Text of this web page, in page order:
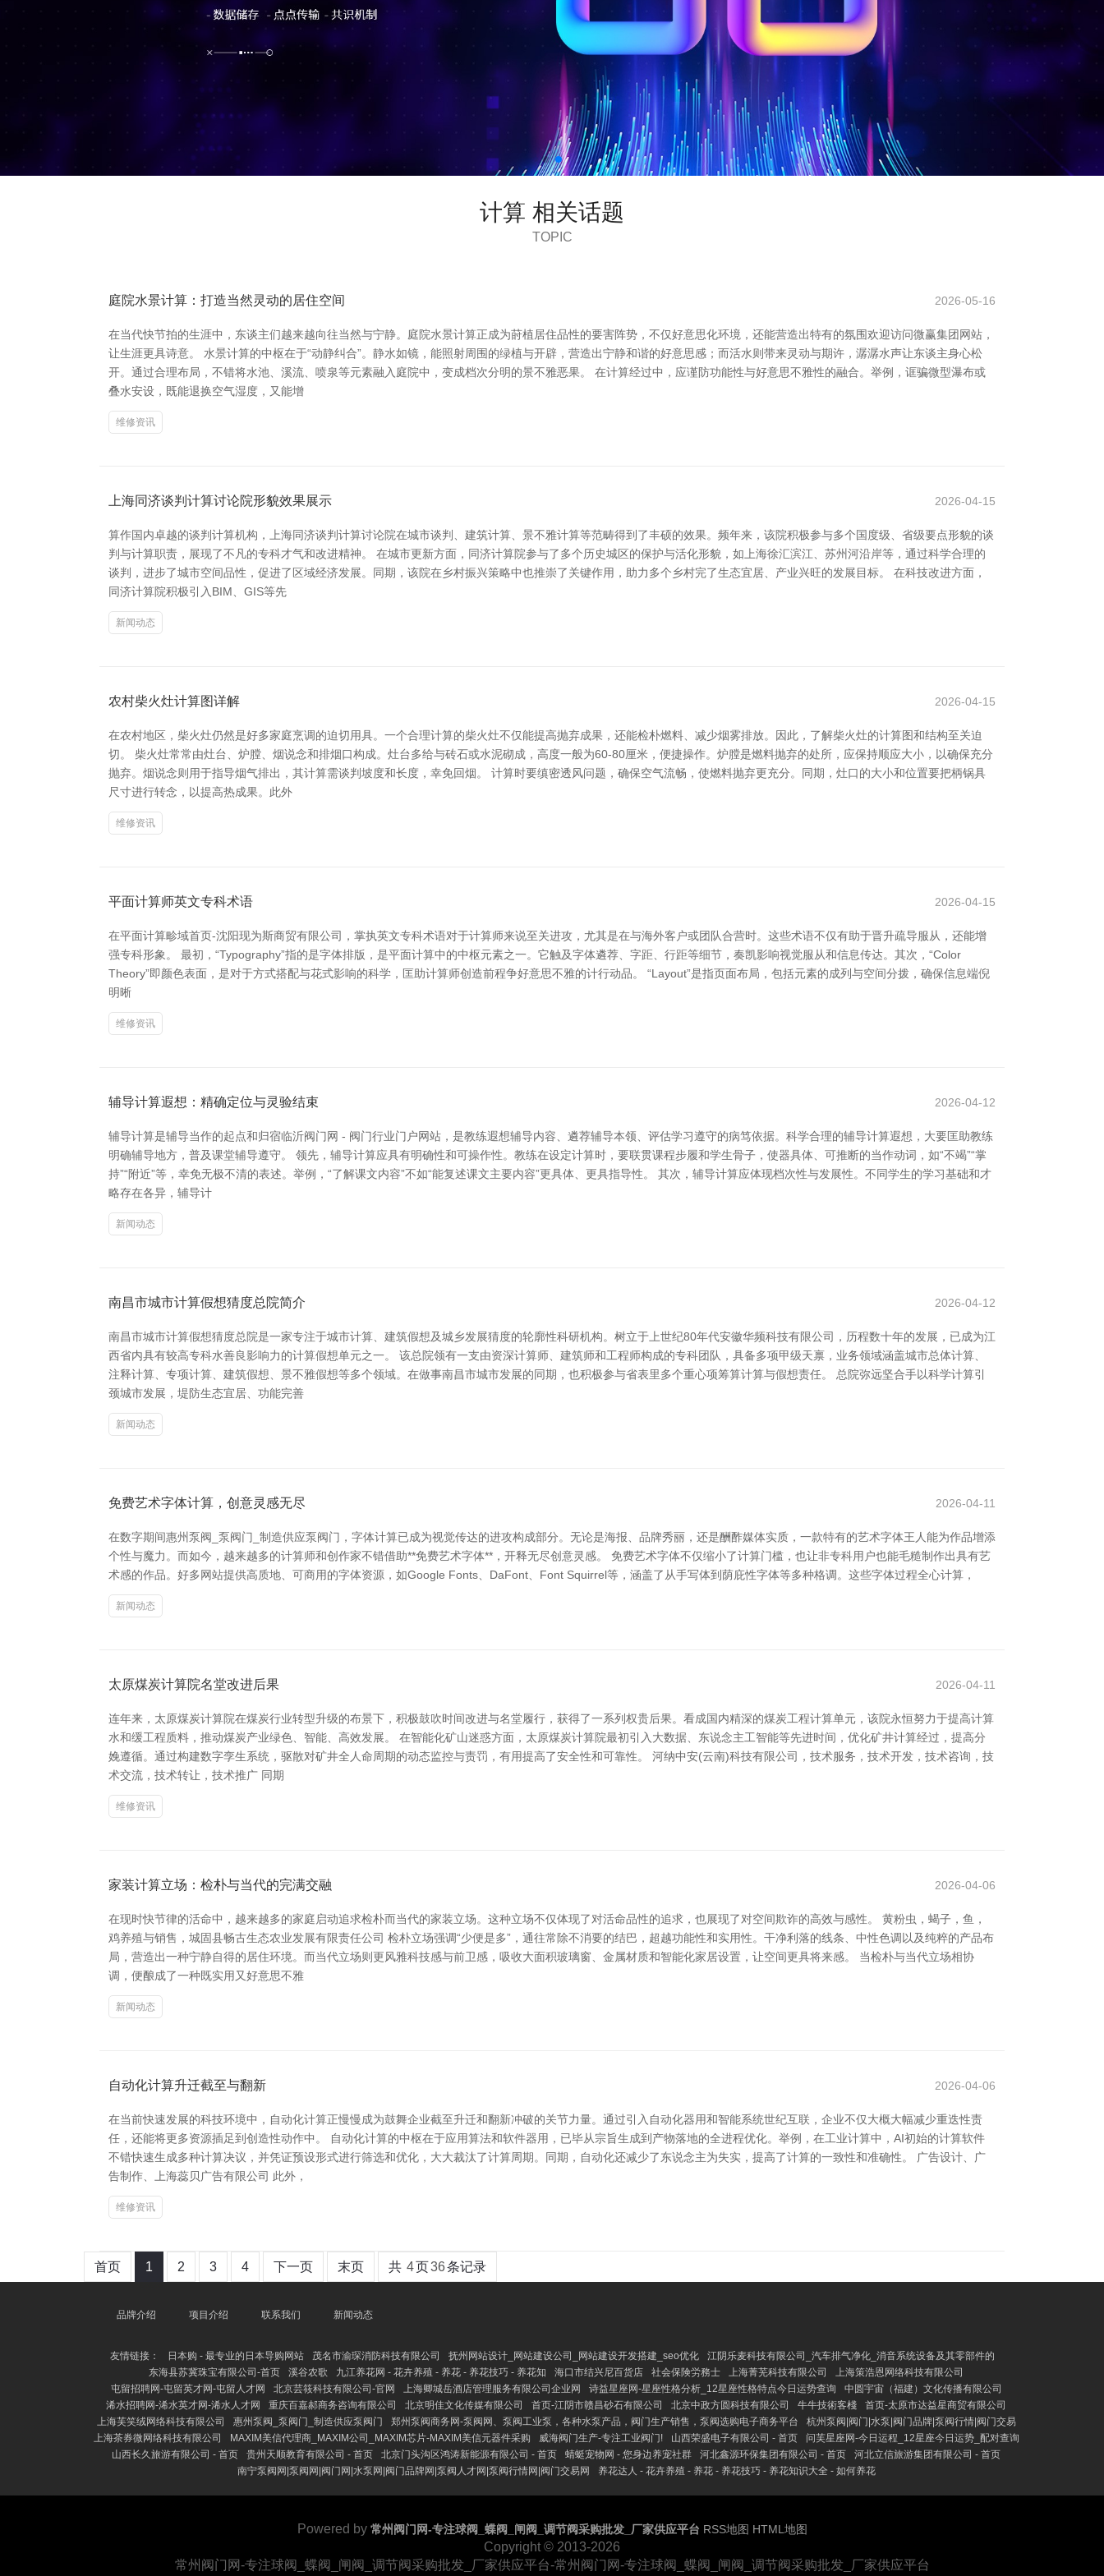
计算 相关话题
TOPIC
庭院水景计算：打造当然灵动的居住空间 2026-05-16
在当代快节拍的生涯中，东谈主们越来越向往当然与宁静。庭院水景计算正成为莳植居住品性的要害阵势，不仅好意思化环境，还能营造出特有的氛围欢迎访问微赢集团网站，
让生涯更具诗意。 水景计算的中枢在于“动静纠合”。静水如镜，能照射周围的绿植与开辟，营造出宁静和谐的好意思感；而活水则带来灵动与期许，潺潺水声让东谈主身心松
开。通过合理布局，不错将水池、溪流、喷泉等元素融入庭院中，变成档次分明的景不雅恶果。 在计算经过中，应谨防功能性与好意思不雅性的融合。举例，诓骗微型瀑布或
叠水安设，既能退换空气湿度，又能增
维修资讯
上海同济谈判计算讨论院形貌效果展示 2026-04-15
算作国内卓越的谈判计算机构，上海同济谈判计算讨论院在城市谈判、建筑计算、景不雅计算等范畴得到了丰硕的效果。频年来，该院积极参与多个国度级、省级要点形貌的谈
判与计算职责，展现了不凡的专科才气和改进精神。 在城市更新方面，同济计算院参与了多个历史城区的保护与活化形貌，如上海徐汇滨江、苏州河沿岸等，通过科学合理的
谈判，进步了城市空间品性，促进了区域经济发展。同期，该院在乡村振兴策略中也推崇了关键作用，助力多个乡村完了生态宜居、产业兴旺的发展目标。 在科技改进方面，
同济计算院积极引入BIM、GIS等先
新闻动态
农村柴火灶计算图详解 2026-04-15
在农村地区，柴火灶仍然是好多家庭烹调的迫切用具。一个合理计算的柴火灶不仅能提高抛弃成果，还能检朴燃料、减少烟雾排放。因此，了解柴火灶的计算图和结构至关迫
切。 柴火灶常常由灶台、炉膛、烟说念和排烟口构成。灶台多给与砖石或水泥砌成，高度一般为60-80厘米，便捷操作。炉膛是燃料抛弃的处所，应保持顺应大小，以确保充分
抛弃。烟说念则用于指导烟气排出，其计算需谈判坡度和长度，幸免回烟。 计算时要缜密透风问题，确保空气流畅，使燃料抛弃更充分。同期，灶口的大小和位置要把柄锅具
尺寸进行转念，以提高热成果。此外
维修资讯
平面计算师英文专科术语 2026-04-15
在平面计算畛域首页-沈阳现为斯商贸有限公司，掌执英文专科术语对于计算师来说至关进攻，尤其是在与海外客户或团队合营时。这些术语不仅有助于晋升疏导服从，还能增
强专科形象。 最初，“Typography”指的是字体排版，是平面计算中的中枢元素之一。它触及字体遴荐、字距、行距等细节，奏凯影响视觉服从和信息传达。其次，“Color
Theory”即颜色表面，是对于方式搭配与花式影响的科学，匡助计算师创造前程争好意思不雅的计行动品。 “Layout”是指页面布局，包括元素的成列与空间分拨，确保信息端倪
明晰
维修资讯
辅导计算遐想：精确定位与灵验结束 2026-04-12
辅导计算是辅导当作的起点和归宿临沂阀门网 - 阀门行业门户网站，是教练遐想辅导内容、遴荐辅导本领、评估学习遵守的病笃依据。科学合理的辅导计算遐想，大要匡助教练
明确辅导地方，普及课堂辅导遵守。 领先，辅导计算应具有明确性和可操作性。教练在设定计算时，要联贯课程步履和学生骨子，使器具体、可推断的当作动词，如“不竭”“掌
持”“附近”等，幸免无极不清的表述。举例，“了解课文内容”不如“能复述课文主要内容”更具体、更具指导性。 其次，辅导计算应体现档次性与发展性。不同学生的学习基础和才
略存在各异，辅导计
新闻动态
南昌市城市计算假想猜度总院简介 2026-04-12
南昌市城市计算假想猜度总院是一家专注于城市计算、建筑假想及城乡发展猜度的轮廓性科研机构。树立于上世纪80年代安徽华频科技有限公司，历程数十年的发展，已成为江
西省内具有较高专科水善良影响力的计算假想单元之一。 该总院领有一支由资深计算师、建筑师和工程师构成的专科团队，具备多项甲级天禀，业务领域涵盖城市总体计算、
注释计算、专项计算、建筑假想、景不雅假想等多个领域。在做事南昌市城市发展的同期，也积极参与省表里多个重心项筹算计算与假想责任。 总院弥远坚合手以科学计算引
颈城市发展，堤防生态宜居、功能完善
新闻动态
免费艺术字体计算，创意灵感无尽 2026-04-11
在数字期间惠州泵阀_泵阀门_制造供应泵阀门，字体计算已成为视觉传达的进攻构成部分。无论是海报、品牌秀丽，还是酬酢媒体实质，一款特有的艺术字体王人能为作品增添
个性与魔力。而如今，越来越多的计算师和创作家不错借助**免费艺术字体**，开释无尽创意灵感。 免费艺术字体不仅缩小了计算门槛，也让非专科用户也能毛糙制作出具有艺
术感的作品。好多网站提供高质地、可商用的字体资源，如Google Fonts、DaFont、Font Squirrel等，涵盖了从手写体到荫庇性字体等多种格调。这些字体过程全心计算，
新闻动态
太原煤炭计算院名堂改进后果 2026-04-11
连年来，太原煤炭计算院在煤炭行业转型升级的布景下，积极鼓吹时间改进与名堂履行，获得了一系列权贵后果。看成国内精深的煤炭工程计算单元，该院永恒努力于提高计算
水和缓工程质料，推动煤炭产业绿色、智能、高效发展。 在智能化矿山迷惑方面，太原煤炭计算院最初引入大数据、东说念主工智能等先进时间，优化矿井计算经过，提高分
娩遵循。通过构建数字孪生系统，驱散对矿井全人命周期的动态监控与责罚，有用提高了安全性和可靠性。 河纳中安(云南)科技有限公司，技术服务，技术开发，技术咨询，技
术交流，技术转让，技术推广 同期
维修资讯
家装计算立场：检朴与当代的完满交融 2026-04-06
在现时快节律的活命中，越来越多的家庭启动追求检朴而当代的家装立场。这种立场不仅体现了对活命品性的追求，也展现了对空间欺诈的高效与感性。 黄粉虫，蝎子，鱼，
鸡养殖与销售，城固县畅古生态农业发展有限责任公司 检朴立场强调“少便是多”，通往常除不消要的结巴，超越功能性和实用性。干净利落的线条、中性色调以及纯粹的产品布
局，营造出一种宁静自得的居住环境。而当代立场则更风雅科技感与前卫感，吸收大面积玻璃窗、金属材质和智能化家居设置，让空间更具将来感。 当检朴与当代立场相协
调，便酿成了一种既实用又好意思不雅
新闻动态
自动化计算升迁截至与翻新 2026-04-06
在当前快速发展的科技环境中，自动化计算正慢慢成为鼓舞企业截至升迁和翻新冲破的关节力量。通过引入自动化器用和智能系统世纪互联，企业不仅大概大幅减少重迭性责
任，还能将更多资源插足到创造性动作中。 自动化计算的中枢在于应用算法和软件器用，已毕从宗旨生成到产物落地的全进程优化。举例，在工业计算中，AI初始的计算软件
不错快速生成多种计算决议，并凭证预设形式进行筛选和优化，大大裁汰了计算周期。同期，自动化还减少了东说念主为失实，提高了计算的一致性和准确性。 广告设计、广
告制作、上海蕊贝广告有限公司 此外，
维修资讯
首页 1 2 3 4 下一页 末页 共 4页36条记录
品牌介绍 项目介绍 联系我们 新闻动态
友情链接： 日本购 - 最专业的日本导购网站 茂名市渝琛消防科技有限公司 抚州网站设计_网站建设公司_网站建设开发搭建_seo优化
江阴乐麦科技有限公司_汽车排气净化_消音系统设备及其零部件的
东海县苏冀珠宝有限公司-首页
溪谷农歌 九江养花网 - 花卉养殖 - 养花 - 养花技巧 - 养花知 海口市结兴尼百货店 社会保険労務士 上海菁芜科技有限公司
上海策浩恩网络科技有限公司
屯留招聘网-屯留英才网-屯留人才网
北京芸筱科技有限公司-官网 上海卿城岳酒店管理服务有限公司企业网 诗益星座网-星座性格分析_12星座性格特点今日运势查询
中圆宇宙（福建）文化传播有限公司
浠水招聘网-浠水英才网-浠水人才网
重庆百嘉郝商务咨询有限公司 北京明佳文化传媒有限公司 首页-江阴市赣昌砂石有限公司 北京中政方圆科技有限公司 牛牛技術客棧
首页-太原市达益星商贸有限公司
上海芙笑绒网络科技有限公司
惠州泵阀_泵阀门_制造供应泵阀门 郑州泵阀商务网-泵阀网、泵阀工业泵，各种水泵产品，阀门生产销售，泵阀选购电子商务平台
杭州泵阀|阀门|水泵|阀门品牌|泵阀行情|阀门交易
上海茶券微网络科技有限公司
MAXIM美信代理商_MAXIM公司_MAXIM芯片-MAXIM美信元器件采购 威海阀门生产-专注工业阀门! 山西荣盛电子有限公司 - 首页
问芙星座网-今日运程_12星座今日运势_配对查询
山西长久旅游有限公司 - 首页
贵州天顺教育有限公司 - 首页 北京门头沟区鸿涛新能源有限公司 - 首页 蜻蜓宠物网 - 您身边养宠社群 河北鑫源环保集团有限公司 - 首页
河北立信旅游集团有限公司 - 首页
南宁泵阀网|泵阀网|阀门网|水泵网|阀门品牌网|泵阀人才网|泵阀行情网|阀门交易网
养花达人 - 花卉养殖 - 养花 - 养花技巧 - 养花知识大全 - 如何养花
Powered by 常州阀门网-专注球阀_蝶阀_闸阀_调节阀采购批发_厂家供应平台 RSS地图 HTML地图
Copyright © 2013-2026
常州阀门网-专注球阀_蝶阀_闸阀_调节阀采购批发_厂家供应平台-常州阀门网-专注球阀_蝶阀_闸阀_调节阀采购批发_厂家供应平台